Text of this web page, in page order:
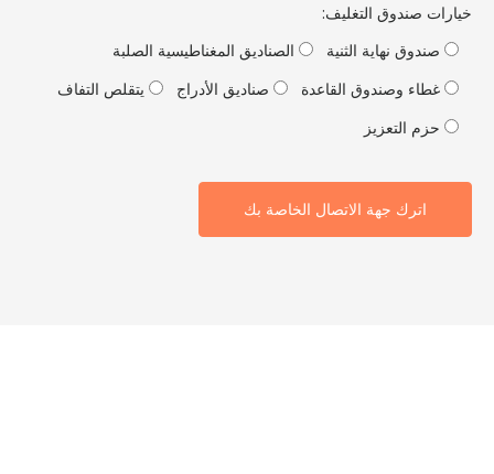
صندوق التغليف:
صندوق نهاية الثنية
الصناديق المغناطيسية الصلبة
غطاء وصندوق القاعدة
صناديق الأدراج
يتقلص التفاف
حزم التعزيز
اترك جهة الاتصال الخاصة بك